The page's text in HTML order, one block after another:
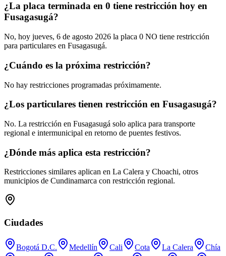
¿La placa terminada en 0 tiene restricción hoy en
Fusagasugá?
No, hoy jueves, 6 de agosto 2026 la placa 0 NO tiene restricción
para particulares en Fusagasugá.
¿Cuándo es la próxima restricción?
No hay restricciones programadas próximamente.
¿Los particulares tienen restricción en Fusagasugá?
No. La restricción en Fusagasugá solo aplica para transporte
regional e intermunicipal en retorno de puentes festivos.
¿Dónde más aplica esta restricción?
Restricciones similares aplican en La Calera y Choachi, otros
municipios de Cundinamarca con restricción regional.
Ciudades
Bogotá D.C. Medellín Cali Cota La Calera
Chía